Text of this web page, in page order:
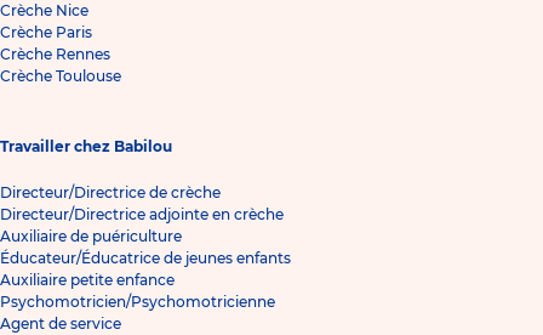
Crèche Nice
Crèche Paris
Crèche Rennes
Crèche Toulouse
Travailler chez Babilou
Directeur/Directrice de crèche
Directeur/Directrice adjointe en crèche
Auxiliaire de puériculture
Éducateur/Éducatrice de jeunes enfants
Auxiliaire petite enfance
Psychomotricien/Psychomotricienne
Agent de service